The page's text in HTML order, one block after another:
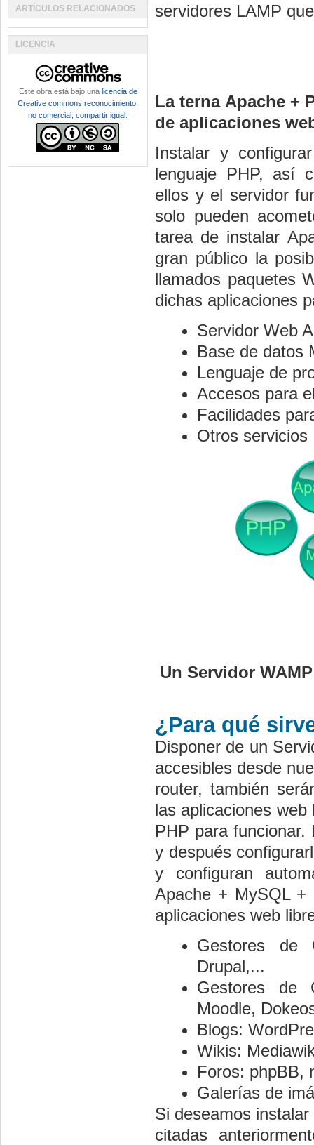
servidores LAMP
La terna Apache +
de aplicaciones
Instalar y
lenguaje PHP, así
ellos y el servidor
solo pueden
tarea de instalar
gran público la
llamados paquetes
dichas aplicaciones
Servidor Web
Base de datos
Lenguaje de
Accesos para
Facilidades
Otros servicios
Un Servidor
¿Para qué
Disponer de un
accesibles desde
router, también
las aplicaciones
PHP para funcionar.
y después
y configuran
Apache + MySQL +
aplicaciones web
Gestores de
Drupal,...
Gestores de
Moodle,
Blogs:
Wikis:
Foros: phpBB,
Galerías de
Si deseamos
citadas
ARTÍCULOS RELACIONADOS
LICENCIA
Este obra está bajo una licencia de
Creative commons reconocimiento,
no comercial, compartir igual